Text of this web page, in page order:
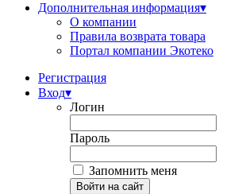
Дополнительная информация▾
О компании
Правила возврата товара
Портал компании Экотеко
Регистрация
Вход▾
Логин
Пароль
Запомнить меня